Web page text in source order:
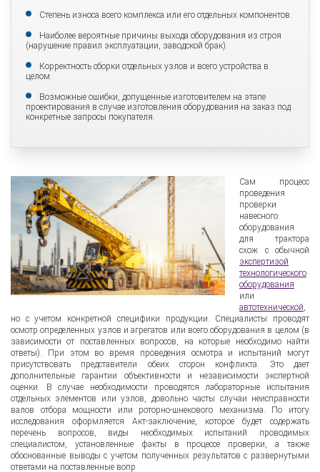
Степень износа всего комплекса или его отдельных компонентов.
Наиболее вероятные причины выхода оборудования из строя
(нарушение правил эксплуатации, заводской брак).
Корректность сборки отдельных узлов и всего устройства в
целом.
Возможные ошибки, допущенные изготовителем на этапе
проектирования в случае изготовления оборудования на заказ под
конкретные запросы покупателя.
Сам процесс
проведения
проверки
навесного
оборудования
для трактора
схож с обычной
экспертизой
технологического
оборудования
или
автотехнической
но с учетом конкретной специфики продукции. Специалисты проводят
осмотр определенных узлов и агрегатов или всего оборудования в целом (в
зависимости от поставленных вопросов, на которые необходимо найти
ответы). При этом во время проведения осмотра и испытаний могут
присутствовать представители обеих сторон конфликта. Это дает
дополнительные гарантии объективности и независимости экспертной
оценки. В случае необходимости проводятся лабораторные испытания
отдельных элементов или узлов, довольно часты случаи неисправности
валов отбора мощности или роторно-шнекового механизма. По итогу
исследования оформляется Акт-заключение, которое будет содержать
перечень вопросов, виды необходимых испытаний проводимых
специалистом, установленные факты в процессе проверки, а также
обоснованные выводы с учетом полученных результатов с развернутыми
ответами на поставленные вопр